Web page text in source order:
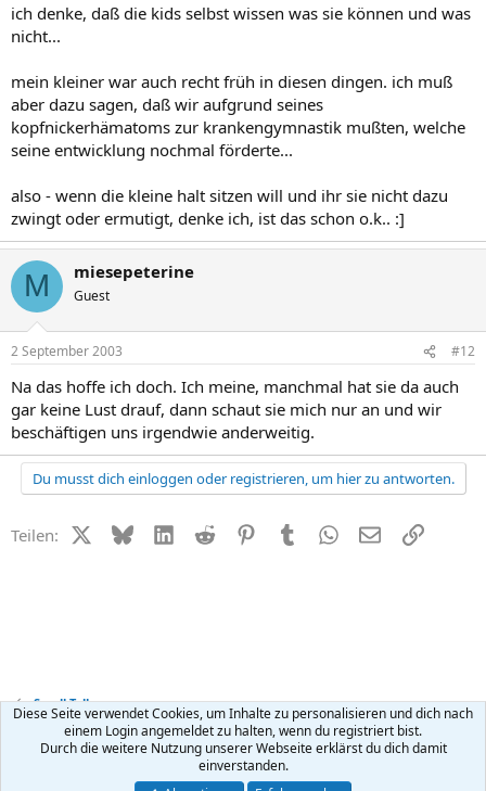
ich denke, daß die kids selbst wissen was sie können und was
nicht...
mein kleiner war auch recht früh in diesen dingen. ich muß
aber dazu sagen, daß wir aufgrund seines
kopfnickerhämatoms zur krankengymnastik mußten, welche
seine entwicklung nochmal förderte...
also - wenn die kleine halt sitzen will und ihr sie nicht dazu
zwingt oder ermutigt, denke ich, ist das schon o.k.. :]
M miesepeterine
Guest
2 September 2003 #12
Na das hoffe ich doch. Ich meine, manchmal hat sie da auch
gar keine Lust drauf, dann schaut sie mich nur an und wir
beschäftigen uns irgendwie anderweitig.
Du musst dich einloggen oder registrieren, um hier zu antworten.
Teilen: X (Twitter)
BlueskyLinkedIn
Reddit PinterestTumblr WhatsApp
E-MailLink
Small Talk
Kontakt Nutzungsbedingungen Datenschutz Hilfe
R
®
Diese Seite verwendet Cookies, um Inhalte zu personalisieren und dich nach
einem Login angemeldet zu halten, wenn du registriert bist.
Durch die weitere Nutzung unserer Webseite erklärst du dich damit
einverstanden.